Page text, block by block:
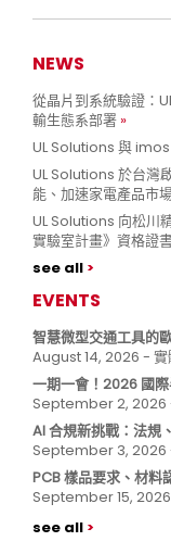
NEWS
從晶片到系統驗證：
輸生態系部署
UL Solutions 與
UL Solutions 於台灣
能、加速家電產品市
UL Solutions 向松川
實驗室計畫》資格證
see all
EVENTS
智慧微型交通工具的
August 14, 2026 - 實
一期一會！2026 國
September 2, 2026
AI 合規新挑戰：法規
September 3, 2026
PCB 樣品要求、材料
September 15,
see all